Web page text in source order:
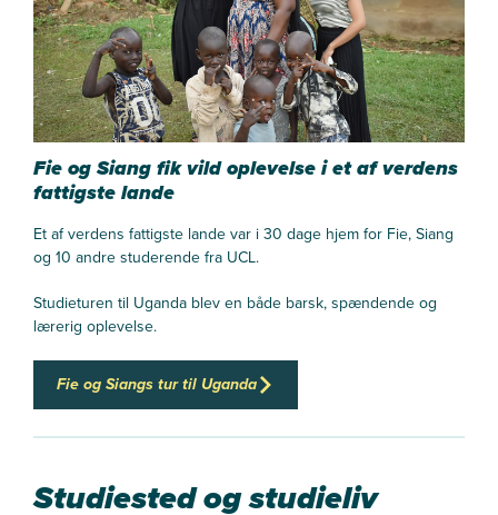
Og når jeg skal udskrive hjertepatienterne til eget hjem, er det
også en fordel, at jeg har været i praktik i hjemmeplejen og
ved, hvordan sygeplejerskerne arbejder ude i borgerens
hjem.
Så jeg har virkelig fået en god ballast, fordi jeg har været i
praktik så mange forskellige steder og mødt så mange
forskellige patientgrupper.
Fie og Siang fik vild oplevelse i et af verdens
fattigste lande
Et af verdens fattigste lande var i 30 dage hjem for Fie, Siang
og 10 andre studerende fra UCL.
Studieturen til Uganda blev en både barsk, spændende og
lærerig oplevelse.
Fie og Siangs tur til Uganda
Studiested og studieliv